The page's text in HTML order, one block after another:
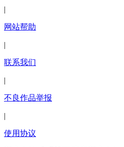
|
网站帮助
|
联系我们
|
不良作品举报
|
使用协议